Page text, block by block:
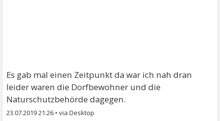
Es gab mal einen Zeitpunkt da war ich nah dran
leider waren die Dorfbewohner und die
Naturschutzbehörde dagegen.
23.07.2019 21:26 •